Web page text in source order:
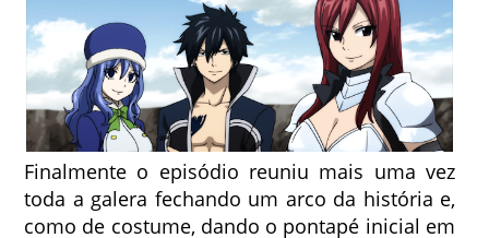
Finalmente o episódio reuniu mais uma vez
toda a galera fechando um arco da história e,
como de costume, dando o pontapé inicial em